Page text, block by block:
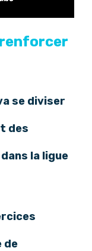
se diviser
des
la ligue
de